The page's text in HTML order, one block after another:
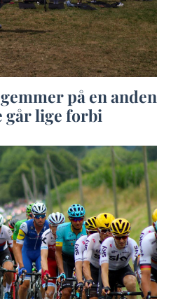
på en anden
går lige forbi